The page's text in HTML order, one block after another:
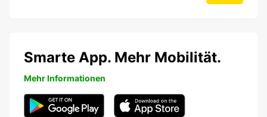
Smarte App. Mehr Mobilität.
Mehr Informationen